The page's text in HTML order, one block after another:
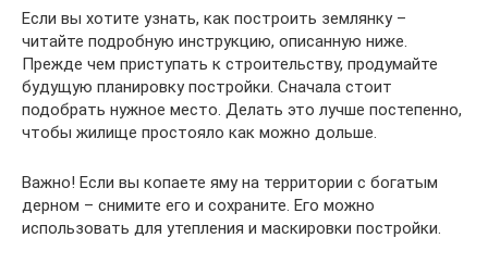
Если вы хотите узнать, как построить землянку –
читайте подробную инструкцию, описанную ниже.
Прежде чем приступать к строительству, продумайте
будущую планировку постройки. Сначала стоит
подобрать нужное место. Делать это лучше постепенно,
чтобы жилище простояло как можно дольше.
Важно! Если вы копаете яму на территории с богатым
дерном – снимите его и сохраните. Его можно
использовать для утепления и маскировки постройки.